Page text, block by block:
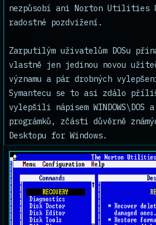
nezpůsobí ani Norton Utilities
radostné pozdvižení.
Zarputilým uživatelům DOSu
vlastně jen jedinou novou
významu a pár drobných
Symantecu se to asi zdálo
vylepšili nápisem
prográmků, zčásti důvěrně
Desktopu for Windows.